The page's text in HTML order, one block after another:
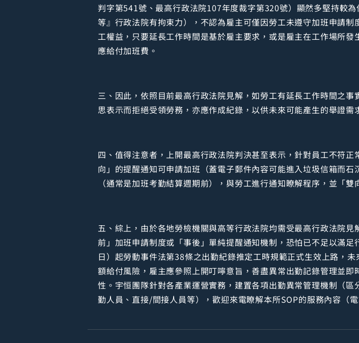
判字第541號、最高行政法院107年度裁字第320號）顯然多堅持較
等』行政法院有拘束力），不認為雇主可僅因勞工未遵守加班申請
工權益，只要延長工作時間是基於雇主要求，或是雇主在工作場所
應給付加班費。
三、因此，依照目前最高行政法院見解，如勞工有延長工作時間之
思表示而拒絕受領勞務，亦應作成紀錄，以供未來可能產生的舉證需
四、值得注意者，上開最高行政法院判決甚至表示，針對員工不符
向」的提醒通知可申請加班（蓋電子郵件內容可能進入垃圾信箱而
（通常是加班考勤結算週期前），與勞工進行通知瞭解程序，並「雙
五、綜上，由於各地勞檢機關與高等行政法院均需受最高行政法院
前」加班申請制度或「事後」單純提醒通知機制，恐怕已不足以滿
日）起勞動事件法第38條之出勤紀錄推定工時規範正式生效上路，
額給付風險，雇主應參照上開叮嚀意旨，善盡異常出勤記錄管理並
性。宇恒團隊針對各產業運營實務，建置各項出勤異常管理機制（
勤人員、直接/間接人員等），歡迎來電瞭解本所SOP的服務內容（